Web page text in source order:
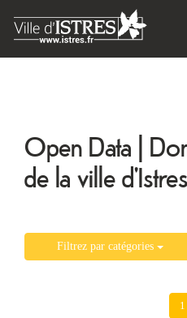
Open Data |
de la ville d'Istres
Filtrez par catégories
1